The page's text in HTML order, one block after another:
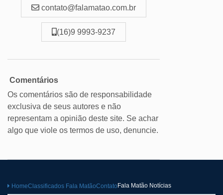
contato@falamatao.com.br
(16)9 9993-9237
Comentários
Os comentários são de responsabilidade
exclusiva de seus autores e não
representam a opinião deste site. Se achar
algo que viole os termos de uso, denuncie.
HomeClassificados Fala MatãoContato Fala Matão Notícias